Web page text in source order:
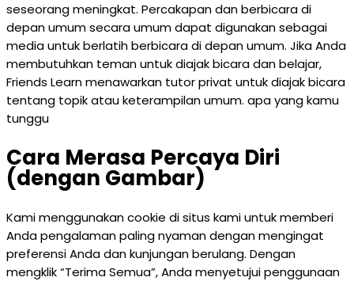
seseorang meningkat. Percakapan dan berbicara di
depan umum secara umum dapat digunakan sebagai
media untuk berlatih berbicara di depan umum. Jika Anda
membutuhkan teman untuk diajak bicara dan belajar,
Friends Learn menawarkan tutor privat untuk diajak bicara
tentang topik atau keterampilan umum. apa yang kamu
tunggu
Cara Merasa Percaya Diri
(dengan Gambar)
Kami menggunakan cookie di situs kami untuk memberi
Anda pengalaman paling nyaman dengan mengingat
preferensi Anda dan kunjungan berulang. Dengan
mengklik “Terima Semua”, Anda menyetujui penggunaan